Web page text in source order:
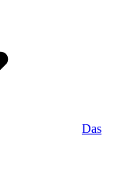
Das